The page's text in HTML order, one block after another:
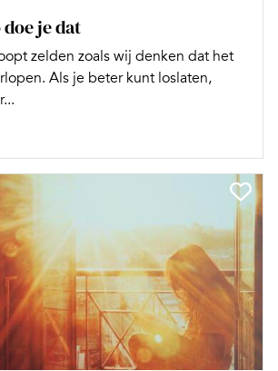
je dat
zelden zoals wij denken dat het
Als je beter kunt loslaten,